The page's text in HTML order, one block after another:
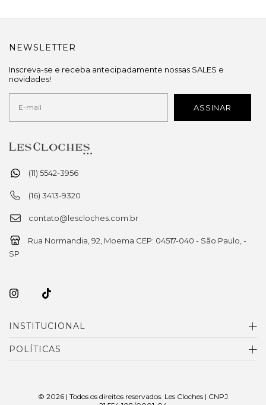
(11) 5542-3956
(16) 3413-9320
contato@lescloches.com.br
Rua Normandia, 92, Moema CEP: 04517-040 - São Paulo, -
SP
INSTITUCIONAL
POLÍTICAS
NEWSLETTER
Inscreva-se e receba antecipadamente nossas SALES e
novidades!
© 2026 | Todos os direitos reservados. Les Cloches | CNPJ